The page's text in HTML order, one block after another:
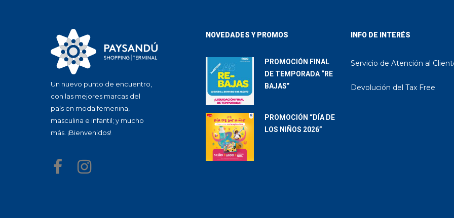
Un nuevo punto de encuentro,
con las mejores marcas del
país en moda femenina,
masculina e infantil; y mucho
más. ¡Bienvenidos!
NOVEDADES Y PROMOS
PROMOCIÓN FINAL
DE TEMPORADA “RE
BAJAS”
PROMOCIÓN “DÍA DE
LOS NIÑOS 2026”
INFO DE INTERÉS
Servicio de Atención al
Devolución del Tax Free